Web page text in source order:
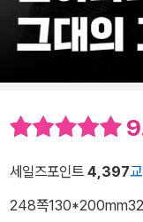
세일즈포인트 4,397
248쪽130*200mm